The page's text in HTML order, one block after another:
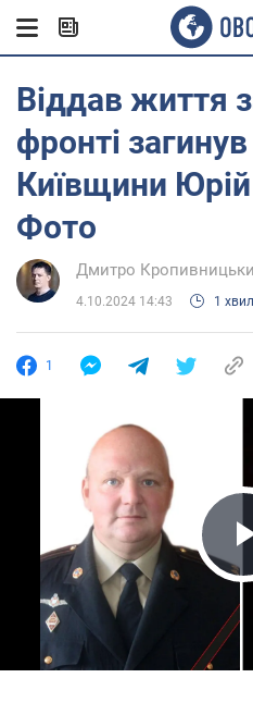
Віддав життя
фронті
Київщини
Фото
Дмитро
4.10.2024 14:43 1
1